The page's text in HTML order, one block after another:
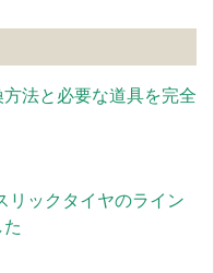
法と必要な道具を完全
リックタイヤのライン